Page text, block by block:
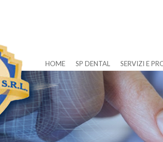
HOME SP DENTAL SERVIZI E